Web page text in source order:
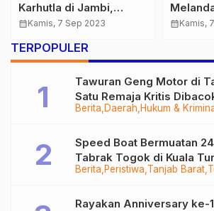
Karhutla di Jambi,
KASAD : Kesiapan TNI-
Masyarakat Patut
Dicontoh
calendar_monthKamis, 7 Sep 2023
19 Jiwa
calendar_monthKamis,
TERPOPULER
Berita Daerah Hukum &
Tawuran Geng Motor di
Satu Remaja Kritis
Ditangkap
Berita Peristiwa Tanjab Barat
Speed Boat Bermuatan
Tabrak Togok di Kuala
Sempat Hilang
Rayakan Anniversary ke-